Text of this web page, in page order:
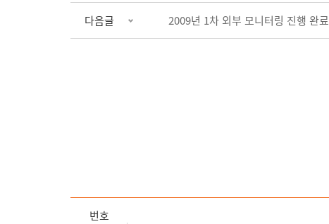
다음글 2009년 1차 외부 모니터링 진행 완료
번호